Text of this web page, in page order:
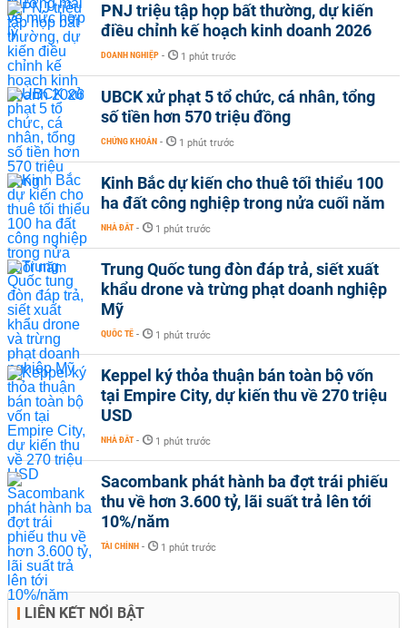
PNJ triệu tập họp bất thường, dự kiến
điều chỉnh kế hoạch kinh doanh 2026
DOANH NGHIỆP - 1 phút trước
UBCK xử phạt 5 tổ chức, cá nhân, tổng
số tiền hơn 570 triệu đồng
CHỨNG KHOÁN - 1 phút trước
Kinh Bắc dự kiến cho thuê tối thiểu 100
ha đất công nghiệp trong nửa cuối năm
NHÀ ĐẤT - 1 phút trước
Trung Quốc tung đòn đáp trả, siết xuất
khẩu drone và trừng phạt doanh nghiệp
Mỹ
QUỐC TẾ - 1 phút trước
Keppel ký thỏa thuận bán toàn bộ vốn
tại Empire City, dự kiến thu về 270 triệu
USD
NHÀ ĐẤT - 1 phút trước
Sacombank phát hành ba đợt trái phiếu
thu về hơn 3.600 tỷ, lãi suất trả lên tới
10%/năm
TÀI CHÍNH - 1 phút trước
LIÊN KẾT NỔI BẬT